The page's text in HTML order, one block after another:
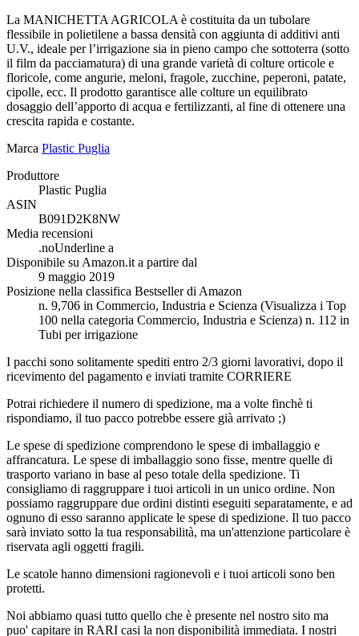
La MANICHETTA AGRICOLA è costituita da un tubolare
flessibile in polietilene a bassa densità con aggiunta di additivi anti
U.V., ideale per l’irrigazione sia in pieno campo che sottoterra (sotto
il film da pacciamatura) di una grande varietà di colture orticole e
floricole, come angurie, meloni, fragole, zucchine, peperoni, patate,
cipolle, ecc. Il prodotto garantisce alle colture un equilibrato
dosaggio dell’apporto di acqua e fertilizzanti, al fine di ottenere una
crescita rapida e costante.
Marca Plastic Puglia
Produttore
‎Plastic Puglia
ASIN
‎B091D2K8NW
Media recensioni
.noUnderline a
Disponibile su Amazon.it a partire dal
9 maggio 2019
Posizione nella classifica Bestseller di Amazon
n. 9,706 in Commercio, Industria e Scienza (Visualizza i Top
100 nella categoria Commercio, Industria e Scienza) n. 112 in
Tubi per irrigazione
I pacchi sono solitamente spediti entro 2/3 giorni lavorativi, dopo il
ricevimento del pagamento e inviati tramite CORRIERE
Potrai richiedere il numero di spedizione, ma a volte finchè ti
rispondiamo, il tuo pacco potrebbe essere già arrivato ;)
Le spese di spedizione comprendono le spese di imballaggio e
affrancatura. Le spese di imballaggio sono fisse, mentre quelle di
trasporto variano in base al peso totale della spedizione. Ti
consigliamo di raggruppare i tuoi articoli in un unico ordine. Non
possiamo raggruppare due ordini distinti eseguiti separatamente, e ad
ognuno di esso saranno applicate le spese di spedizione. Il tuo pacco
sarà inviato sotto la tua responsabilità, ma un'attenzione particolare è
riservata agli oggetti fragili.
Le scatole hanno dimensioni ragionevoli e i tuoi articoli sono ben
protetti.
Noi abbiamo quasi tutto quello che è presente nel nostro sito ma
puo' capitare in RARI casi la non disponibilità immediata. I nostri